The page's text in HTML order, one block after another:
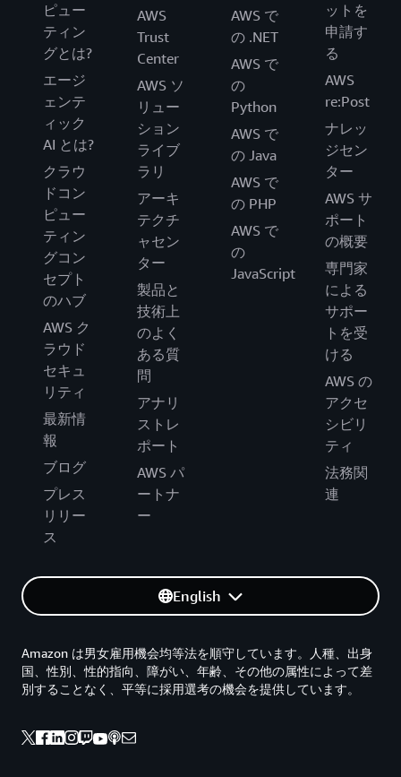
ピュー
ティン
グとは?
エージ
ェンテ
ィック
AI とは?
クラウ
ドコン
ピュー
ティン
グコン
セプト
のハブ
AWS ク
ラウド
セキュ
リティ
最新情
報
ブログ
プレス
リリー
ス
AWS
Trust
Center
AWS ソ
リュー
ション
ライブ
ラリ
アーキ
テクチ
ャセン
ター
製品と
技術上
のよく
ある質
問
アナリ
ストレ
ポート
AWS パ
ートナ
ー
AWS で
の .NET
AWS で
の
Python
AWS で
の Java
AWS で
の PHP
AWS で
の
JavaScript
ットを
申請す
る
AWS
re:Post
ナレッ
ジセン
ター
AWS サ
ポート
の概要
専門家
による
サポー
トを受
ける
AWS の
アクセ
シビリ
ティ
法務関
連
English
Amazon は男女雇用機会均等法を順守しています。人種、出身
国、性別、性的指向、障がい、年齢、その他の属性によって差
別することなく、平等に採用選考の機会を提供しています。